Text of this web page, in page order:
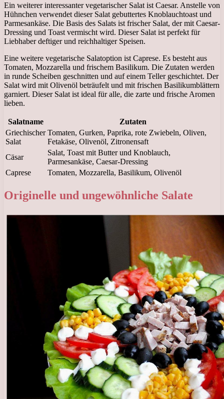
Ein weiterer interessanter vegetarischer Salat ist Caesar. Anstelle von
Hühnchen verwendet dieser Salat gebuttertes Knoblauchtoast und
Parmesankäse. Die Basis des Salats ist frischer Salat, der mit Caesar-
Dressing und Toast vermischt wird. Dieser Salat ist perfekt für
Liebhaber deftiger und reichhaltiger Speisen.
Eine weitere vegetarische Salatoption ist Caprese. Es besteht aus
Tomaten, Mozzarella und frischem Basilikum. Die Zutaten werden
in runde Scheiben geschnitten und auf einem Teller geschichtet. Der
Salat wird mit Olivenöl beträufelt und mit frischen Basilikumblättern
garniert. Dieser Salat ist ideal für alle, die zarte und frische Aromen
lieben.
Salatname
Zutaten
Griechischer
Salat
Tomaten, Gurken, Paprika, rote Zwiebeln, Oliven,
Fetakäse, Olivenöl, Zitronensaft
Cäsar
Salat, Toast mit Butter und Knoblauch,
Parmesankäse, Caesar-Dressing
Caprese
Tomaten, Mozzarella, Basilikum, Olivenöl
Originelle und ungewöhnliche Salate